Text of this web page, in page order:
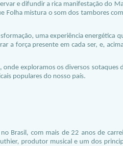
e difundir a rica manifestação do
Folha mistura o som dos tambores
uma experiência energética
a força presente em cada ser, e,
onde exploramos os diversos
populares do nosso país.
Brasil, com mais de 22 anos de
produtor musical e um dos